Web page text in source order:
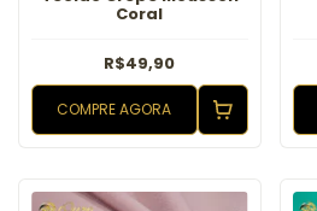
Coral
R$49,90
COMPRE AGORA